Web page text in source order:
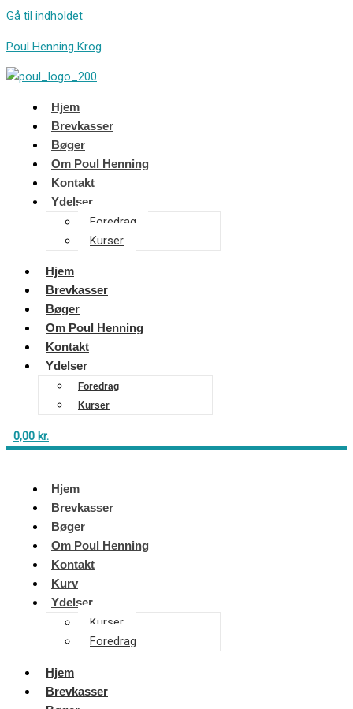
Gå til indholdet
Poul Henning Krog
Hjem
Brevkasser
Bøger
Om Poul Henning
Kontakt
Ydelser
Foredrag
Kurser
Hjem
Brevkasser
Bøger
Om Poul Henning
Kontakt
Ydelser
Foredrag
Kurser
0,00 kr.
Hjem
Brevkasser
Bøger
Om Poul Henning
Kontakt
Kurv
Ydelser
Kurser
Foredrag
Hjem
Brevkasser